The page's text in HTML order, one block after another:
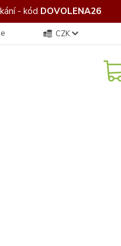
- kód DOVOLENA26
CZK